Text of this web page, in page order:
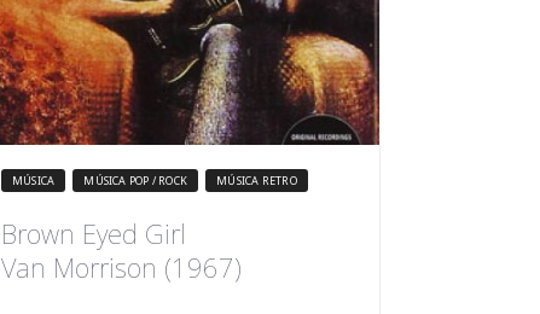
MÚSICA MÚSICA POP / ROCK MÚSICA RETRO
Brown Eyed Girl
Van Morrison (1967)